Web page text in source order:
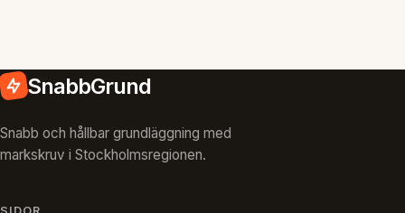
SnabbGrund
Snabb och hållbar grundläggning med
markskruv i Stockholmsregionen.